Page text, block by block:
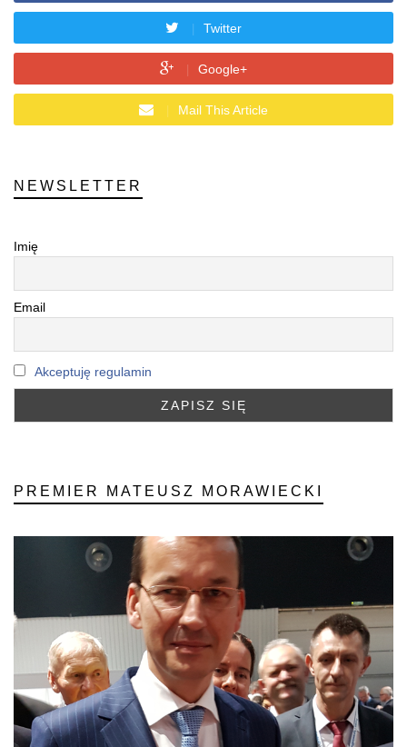
Twitter
Google+
Mail This Article
NEWSLETTER
Imię
Email
Akceptuję regulamin
PREMIER MATEUSZ MORAWIECKI